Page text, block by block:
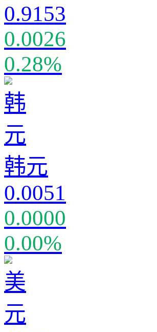
0.9153
0.0026
0.28%
韩元
0.0051
0.0000
0.00%